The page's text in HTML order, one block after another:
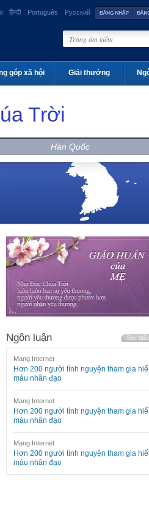
हिन्दी Português Русский
góp xã hội Giải thưởng
Trời
Hàn Quốc
Ngôn luận
Mạng Internet
Hơn 200 người tình nguyện tham gia
máu nhân đạo
Mạng Internet
Hơn 200 người tình nguyện tham gia
máu nhân đạo
Mạng Internet
Hơn 200 người tình nguyện tham gia
máu nhân đạo